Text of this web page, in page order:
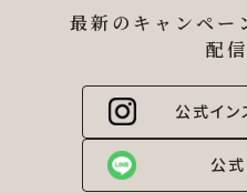
最新のキャンペー
配
公式イン
公